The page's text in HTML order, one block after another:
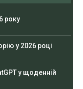
року
у 2026 році
у щоденній